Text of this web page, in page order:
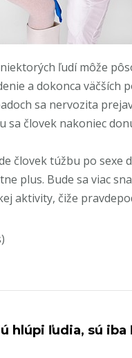
ľudí môže
a dokonca
sa nervozita
človek nakoniec
človek túžbu po sexe
plus. Bude sa viac
aktivity, čiže
hlúpi ľudia, sú